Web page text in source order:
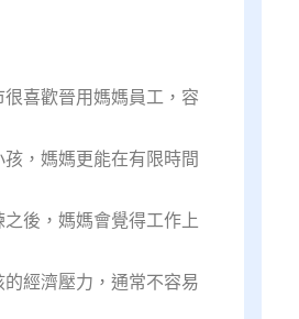
喜歡晉用媽媽員工，容
，媽媽更能在有限時間
後，媽媽會覺得工作上
經濟壓力，通常不容易